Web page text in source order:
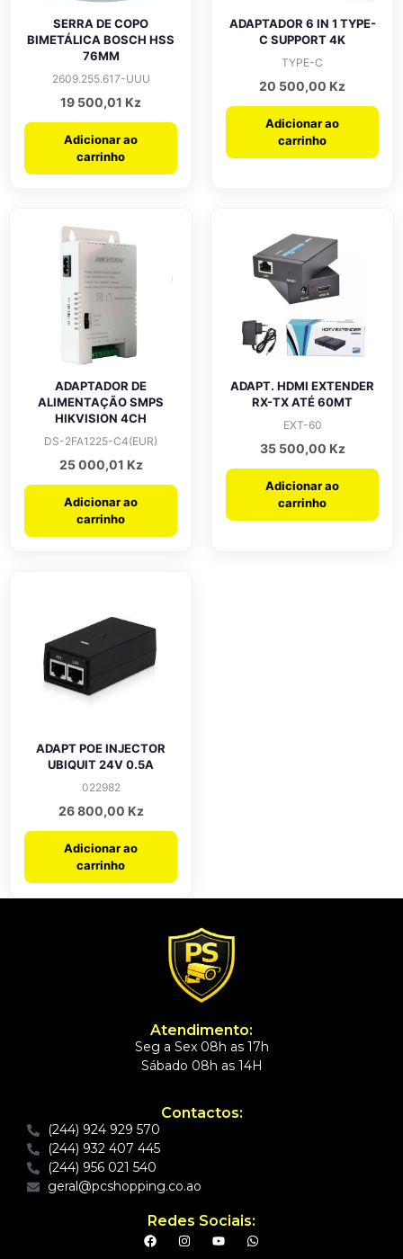
SERRA DE COPO
BIMETÁLICA BOSCH HSS
76MM
2609.255.617-UUU
19 500,01 Kz
Adicionar ao
carrinho
ADAPTADOR 6 IN 1 TYPE-
C SUPPORT 4K
TYPE-C
20 500,00 Kz
Adicionar ao
carrinho
ADAPTADOR DE
ALIMENTAÇÃO SMPS
HIKVISION 4CH
DS-2FA1225-C4(EUR)
25 000,01 Kz
Adicionar ao
carrinho
ADAPT. HDMI EXTENDER
RX-TX ATÉ 60MT
EXT-60
35 500,00 Kz
Adicionar ao
carrinho
ADAPT POE INJECTOR
UBIQUIT 24V 0.5A
022982
26 800,00 Kz
Adicionar ao
carrinho
Atendimento:
Seg a Sex 08h as 17h
Sábado 08h as 14H
Contactos:
(244) 924 929 570
(244) 932 407 445
(244) 956 021 540
geral@pcshopping.co.ao
Redes Sociais: